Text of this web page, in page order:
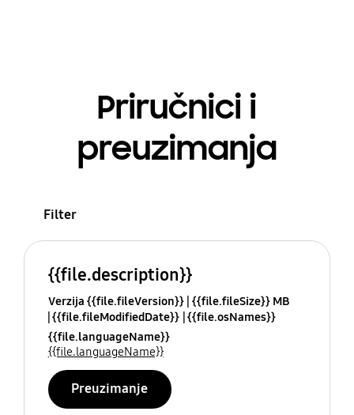
Priručnici i
preuzimanja
Filter
{{file.description}}
Verzija {{file.fileVersion}} {{file.fileSize}} MB
{{file.fileModifiedDate}} {{file.osNames}}
{{file.languageName}}
{{file.languageName}}
Preuzimanje